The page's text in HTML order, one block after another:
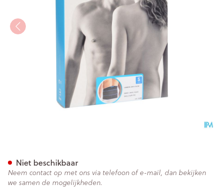
Niet beschikbaar
Neem contact op met ons via telefoon of e-mail, dan bekijken
we samen de mogelijkheden.